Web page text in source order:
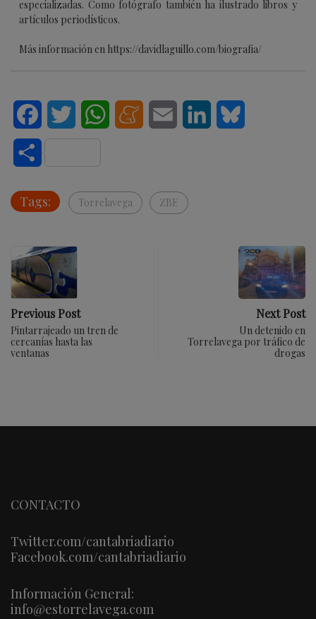
especializadas. Como fotógrafo también ha ilustrado libros y
artículos periodísticos.
Más información en https://davidlaguillo.com/biografia/
FacebookTwitter WhatsAppMeneameEmail LinkedIn
Compartir
Tags: Torrelavega ZBE
Previous Post
Pintarrajeado un tren de
cercanías hasta las
ventanas
Next Post
Un detenido en
Torrelavega por tráfico de
drogas
CONTACTO
Twitter.com/cantabriadiario
Facebook.com/cantabriadiario
Información General:
info@estorrelavega.com